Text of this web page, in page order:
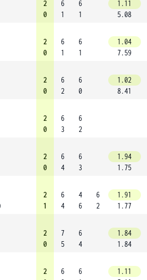
2
0
6
1
6
1
1.11
5.08
2
0
6
1
6
1
1.04
7.59
2
0
6
2
6
0
1.02
8.41
2
0
6
3
6
2
2
0
6
4
6
3
1.94
1.75
2
1
6
4
4
6
6
2
1.91
1.77
2
0
7
5
6
4
1.84
1.84
2
6
6
1.11